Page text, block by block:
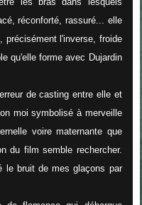
réconforté, rassuré... elle
précisément l'inverse, froide
qu'elle forme avec Dujardin
de casting entre elle et
moi symbolisé à merveille
voire maternante que
du film semble rechercher.
le bruit de mes glaçons par